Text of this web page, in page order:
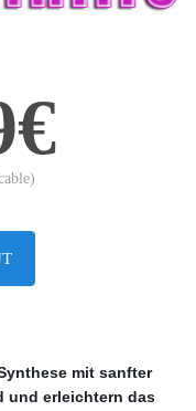
mit sanfter
und erleichtern das